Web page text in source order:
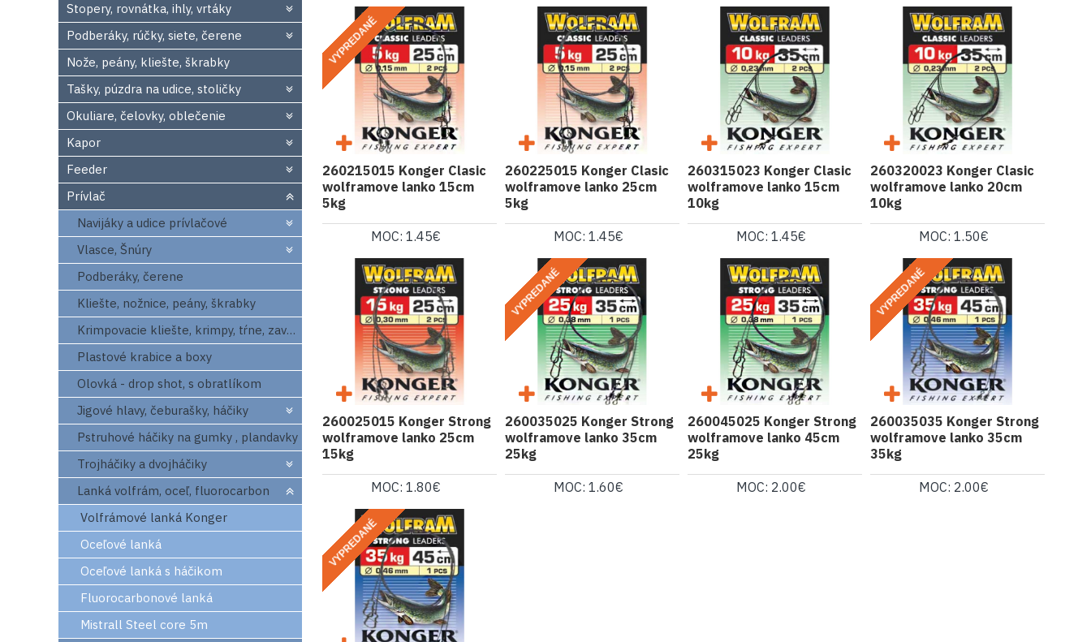
Stopery, rovnátka, ihly, vrtáky
Podberáky, rúčky, siete, čerene
Nože, peány, kliešte, škrabky
Tašky, púzdra na udice, stoličky
Okuliare, čelovky, oblečenie
Kapor
Feeder
Prívlač
Navijáky a udice prívlačové
Vlasce, Šnúry
Podberáky, čerene
Kliešte, nožnice, peány, škrabky
Krimpovacie kliešte, krimpy, tŕne, zavrtaváky
Plastové krabice a boxy
Olovká - drop shot, s obratlíkom
Jigové hlavy, čeburašky, háčiky
Pstruhové háčiky na gumky , plandavky
Trojháčiky a dvojháčiky
Lanká volfrám, oceľ, fluorocarbon
Volfrámové lanká Konger
Oceľové lanká
Oceľové lanká s háčikom
Fluorocarbonové lanká
Mistrall Steel core 5m
VYPREDANÉ
260215015 Konger Clasic
wolframove lanko 15cm
5kg
MOC: 1.45€
260225015 Konger Clasic
wolframove lanko 25cm
5kg
MOC: 1.45€
260315023 Konger Clasic
wolframove lanko 15cm
10kg
MOC: 1.45€
260320023 Konger Clasic
wolframove lanko 20cm
10kg
MOC: 1.50€
260025015 Konger Strong
wolframove lanko 25cm
15kg
MOC: 1.80€
VYPREDANÉ
260035025 Konger Strong
wolframove lanko 35cm
25kg
MOC: 1.60€
260045025 Konger Strong
wolframove lanko 45cm
25kg
MOC: 2.00€
VYPREDANÉ
260035035 Konger Strong
wolframove lanko 35cm
35kg
MOC: 2.00€
VYPREDANÉ